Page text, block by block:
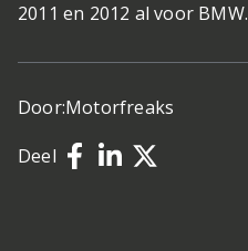
2011 en 2012 al voor BMW.
Door:Motorfreaks
Deel